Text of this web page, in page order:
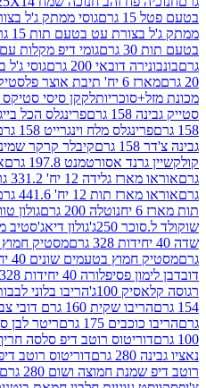
גוסי ממתק ג'ל בצורת עט בטעם
עט בטעם תות 15 גרם
גומי דיפ
200 גרם
גוסי ג'ל בקבוק חמוץ 20 גרם
פלסטיק
קינדר דגנים
לקקן סיסי סטיקס פינגווין תות 9 גרם
פרינגלס הכל בייגל 158 גרם
מלח וינגרייט 158 גרם
פרינגלס ראנץ'
קיבלר קרקר שמינייה קלאב צ'דר 311
197.8 גרם
12 יח' 331.2 גרם
12 יח' 441.6 גרם
ממתק
נוטלה 200 גרם
גולון טווינס ללא
250ג'
גולון דיאג'סטיב מוזלי 365ג'
בטעמים שונים 40 יחידות 328 גרם
40 יחידות 328 גרם
בד"צ
הריבו בלוני לבבות 140 גרם
160 גרם דובי צבעוני
175 גרם
ריטר לבן סמרטיס 100 גרם
רוטב דיפ סלסה חריף עדין 300 גרם
דוריטוס רוטב דיפ סלסה חריף 300
חמוצה ושום 280 גרם
קווסט